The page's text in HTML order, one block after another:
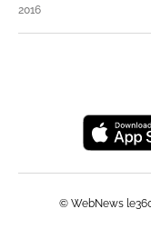
2016
© WebNews